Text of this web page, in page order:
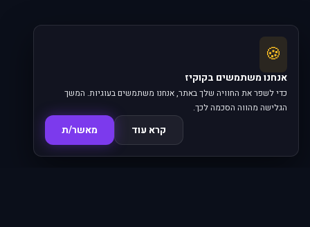
🍪
אנחנו משתמשים בקוקיז
כדי לשפר את החוויה שלך באתר, אנחנו משתמשים בעוגיות. המשך
הגלישה מהווה הסכמה לכך.
קרא עוד מאשר/ת